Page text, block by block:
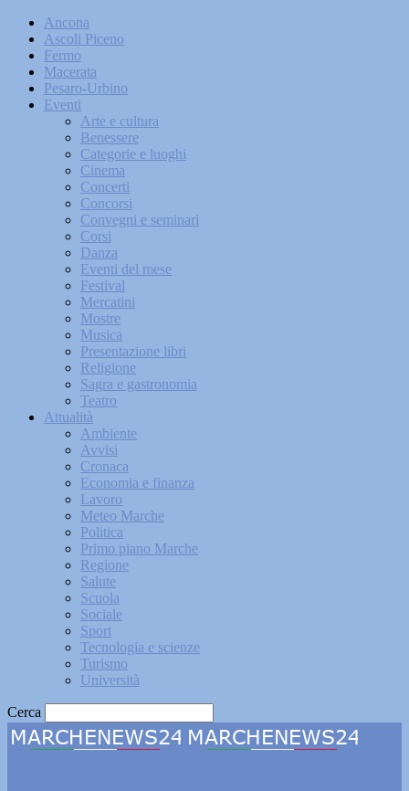
Ancona
Ascoli Piceno
Fermo
Macerata
Pesaro-Urbino
Eventi
Arte e cultura
Benessere
Categorie e luoghi
Cinema
Concerti
Concorsi
Convegni e seminari
Corsi
Danza
Eventi del mese
Festival
Mercatini
Mostre
Musica
Presentazione libri
Religione
Sagra e gastronomia
Teatro
Attualità
Ambiente
Avvisi
Cronaca
Economia e finanza
Lavoro
Meteo Marche
Politica
Primo piano Marche
Regione
Salute
Scuola
Sociale
Sport
Tecnologia e scienze
Turismo
Università
Cerca